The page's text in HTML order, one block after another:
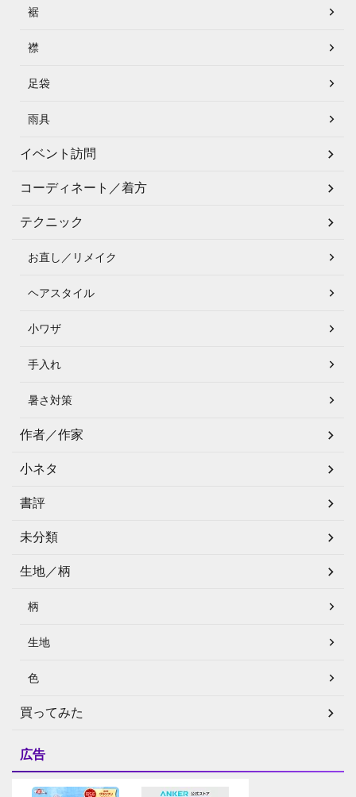
裾
襟
足袋
雨具
イベント訪問
コーディネート／着方
テクニック
お直し／リメイク
ヘアスタイル
小ワザ
手入れ
暑さ対策
作者／作家
小ネタ
書評
未分類
生地／柄
柄
生地
色
買ってみた
広告